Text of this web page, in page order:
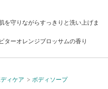
を守りながらすっきりと洗い上げま
ターオレンジブロッサムの香り
ィケア ボディソープ